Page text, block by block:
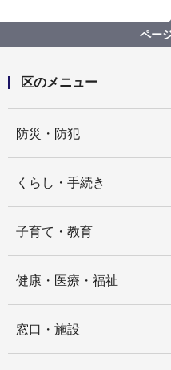
せやまるオブジェ
けて巡回中です！
ペー
区のメニュー
防災・防犯
くらし・手続き
子育て・教育
健康・医療・福祉
窓口・施設